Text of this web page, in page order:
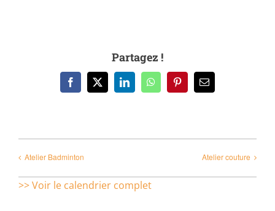
Partagez !
Facebook
X LinkedInWhatsAppPinterestEmail
Atelier Badminton Atelier couture
>> Voir le calendrier complet